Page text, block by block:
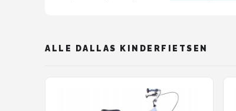
ALLE DALLAS KINDERFIETSEN